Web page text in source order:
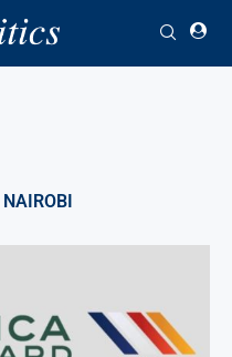
NAIROBI